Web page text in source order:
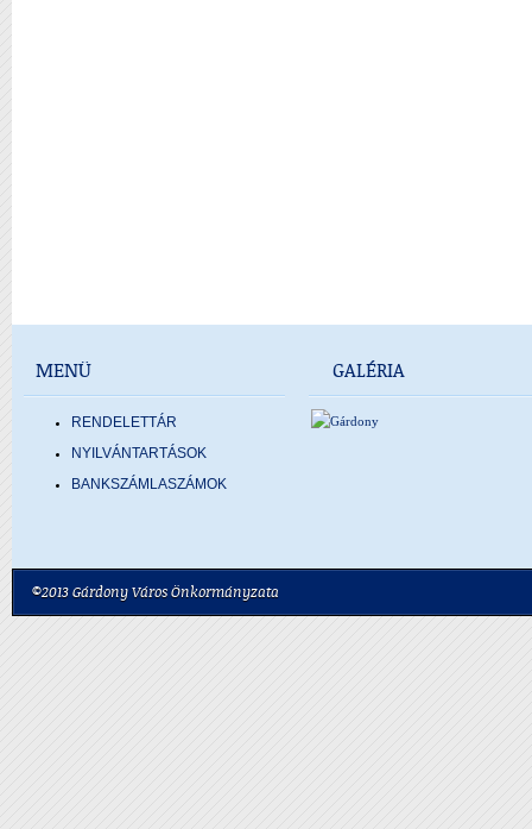
MENÜ
RENDELETTÁR
NYILVÁNTARTÁSOK
BANKSZÁMLASZÁMOK
GALÉRIA
©2013 Gárdony Város Önkormányzata